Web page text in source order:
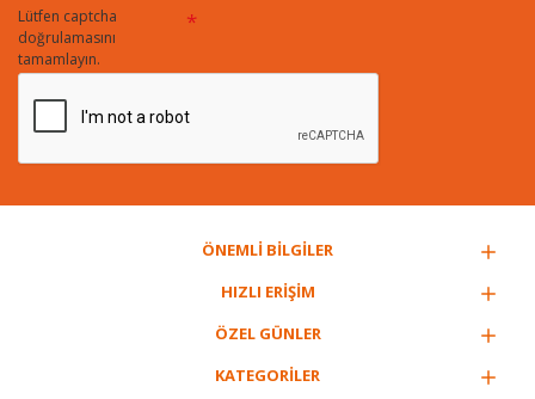
Lütfen captcha
doğrulamasını
tamamlayın.
ÖNEMLİ BİLGİLER
HIZLI ERİŞİM
ÖZEL GÜNLER
KATEGORİLER